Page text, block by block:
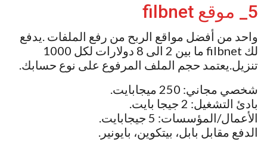
5_ موقع filbnet
واحد من أفضل مواقع الربح من رفع الملفات .يدفع
لك filbnet ما بين 2 الى 8 دولارات لكل 1000
تنزيل.يعتمد حجم الملف المرفوع على نوع حسابك.
شخصي مجاني: 250 ميجابايت.
بادئ التشغيل: 2 جيجا بايت.
الأعمال/المؤسسات: 5 جيجابايت.
الدفع مقابل بابل، بيتكوين، بايونير.